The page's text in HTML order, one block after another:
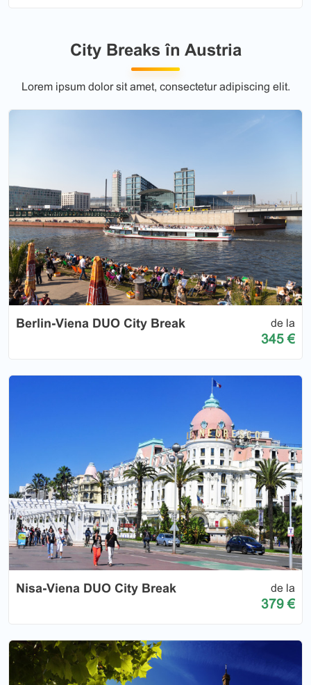
City Breaks în Austria
Lorem ipsum dolor sit amet, consectetur adipiscing elit.
Berlin-Viena DUO City Break de la
345 €
Nisa-Viena DUO City Break de la
379 €